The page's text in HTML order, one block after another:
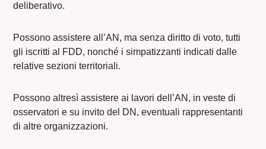
deliberativo.
Possono assistere all’AN, ma senza diritto di voto, tutti
gli iscritti al FDD, nonché i simpatizzanti indicati dalle
relative sezioni territoriali.
Possono altresì assistere ai lavori dell’AN, in veste di
osservatori e su invito del DN, eventuali rappresentanti
di altre organizzazioni.